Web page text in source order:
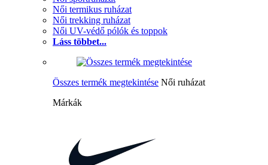
Női termikus ruházat
Női trekking ruházat
Női UV-védő pólók és toppok
Láss többet...
Összes termék megtekintése Női ruházat
Márkák